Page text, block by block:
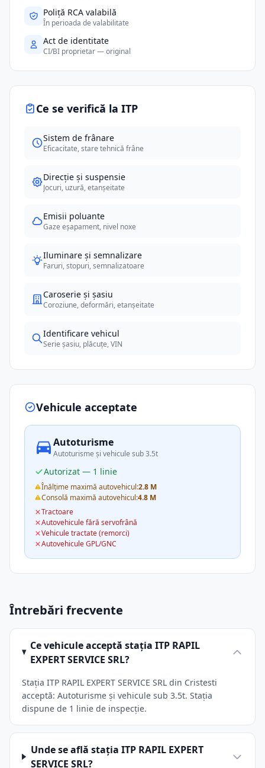
Poliță RCA valabilă
În perioada de valabilitate
Act de identitate
CI/BI proprietar — original
Ce se verifică la ITP
Sistem de frânare
Eficacitate, stare tehnică frâne
Direcție și suspensie
Jocuri, uzură, etanșeitate
Emisii poluante
Gaze eșapament, nivel noxe
Iluminare și semnalizare
Faruri, stopuri, semnalizatoare
Caroserie și șasiu
Coroziune, deformări, etanșeitate
Identificare vehicul
Serie șasiu, plăcuțe, VIN
Vehicule acceptate
Autoturisme
Autoturisme și vehicule sub 3.5t
Autorizat — 1 linie
Înălțime maximă autovehicul:2.8 M
Consolă maximă autovehicul:4.8 M
Tractoare
Autovehicule fără servofrână
Vehicule tractate (remorci)
Autovehicule GPL/GNC
Întrebări frecvente
Ce vehicule acceptă stația ITP RAPIL
EXPERT SERVICE SRL?
Stația ITP RAPIL EXPERT SERVICE SRL din Cristesti
acceptă: Autoturisme și vehicule sub 3.5t. Stația
dispune de 1 linie de inspecție.
Unde se află stația ITP RAPIL EXPERT
SERVICE SRL?